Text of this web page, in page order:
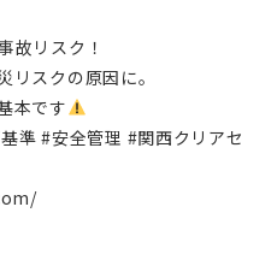
故リスク！
スクの原因に。
本です
準 #安全管理 #関西クリアセ